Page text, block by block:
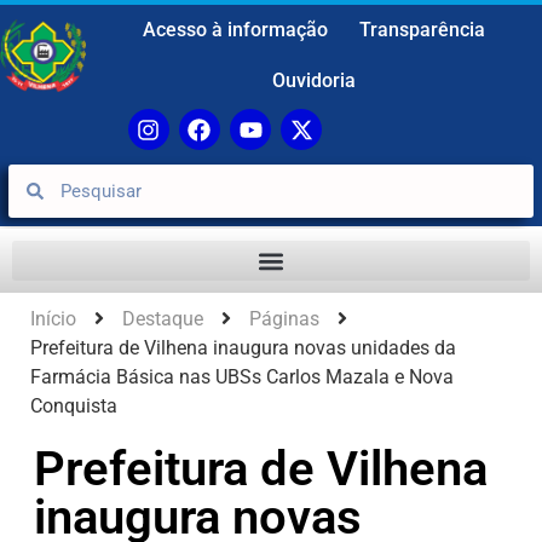
Acesso à informação Transparência
Ouvidoria
Início Destaque
Páginas
Prefeitura de Vilhena inaugura novas unidades da
Farmácia Básica nas UBSs Carlos Mazala e Nova
Conquista
Prefeitura de Vilhena
inaugura novas